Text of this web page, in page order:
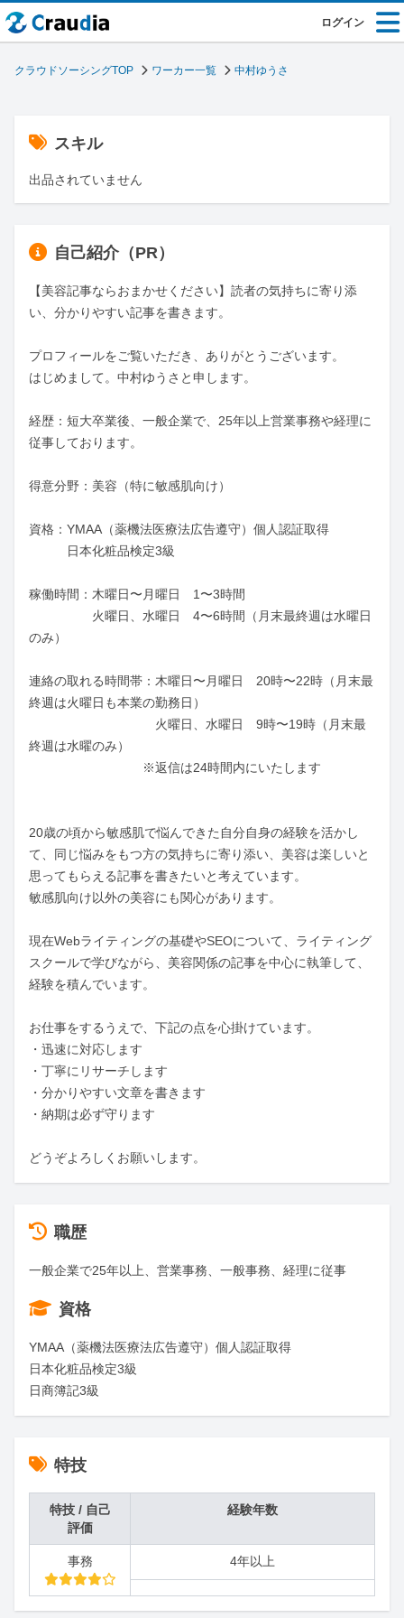
ログイン
クラウドソーシングTOP ワーカー一覧 中村ゆうさ
スキル
出品されていません
自己紹介（PR）
【美容記事ならおまかせください】読者の気持ちに寄り添
い、分かりやすい記事を書きます。
プロフィールをご覧いただき、ありがとうございます。
はじめまして。中村ゆうさと申します。
経歴：短大卒業後、一般企業で、25年以上営業事務や経理に
従事しております。
得意分野：美容（特に敏感肌向け）
資格：YMAA（薬機法医療法広告遵守）個人認証取得
日本化粧品検定3級
稼働時間：木曜日〜月曜日　1〜3時間
火曜日、水曜日　4〜6時間（月末最終週は水曜日
のみ）
連絡の取れる時間帯：木曜日〜月曜日　20時〜22時（月末最
終週は火曜日も本業の勤務日）
火曜日、水曜日　9時〜19時（月末最
終週は水曜のみ）
※返信は24時間内にいたします
20歳の頃から敏感肌で悩んできた自分自身の経験を活かし
て、同じ悩みをもつ方の気持ちに寄り添い、美容は楽しいと
思ってもらえる記事を書きたいと考えています。
敏感肌向け以外の美容にも関心があります。
現在Webライティングの基礎やSEOについて、ライティング
スクールで学びながら、美容関係の記事を中心に執筆して、
経験を積んでいます。
お仕事をするうえで、下記の点を心掛けています。
・迅速に対応します
・丁寧にリサーチします
・分かりやすい文章を書きます
・納期は必ず守ります
どうぞよろしくお願いします。
職歴
一般企業で25年以上、営業事務、一般事務、経理に従事
資格
YMAA（薬機法医療法広告遵守）個人認証取得
日本化粧品検定3級
日商簿記3級
特技
特技 / 自己
評価
経験年数
事務 4年以上